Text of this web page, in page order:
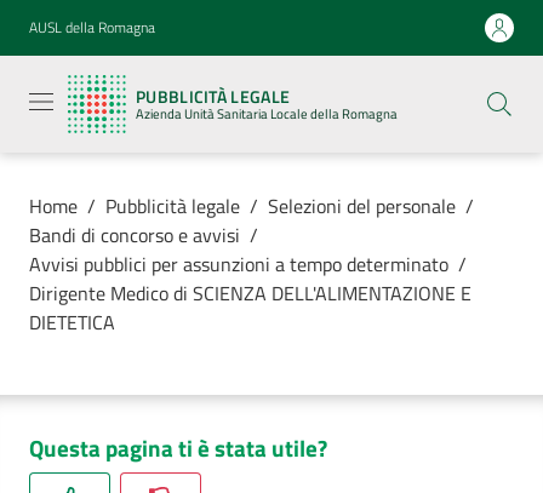
Vai al contenuto
Vai alla navigazione
Vai al footer
AUSL della Romagna
PUBBLICITÀ LEGALE
Azienda Unità Sanitaria Locale della Romagna
legale
Azienda
Unità
Locale della
Azienda
Servizi
Luoghi di
Home / Pubblicità legale / Selezioni del personale /
Bandi di concorso e avvisi /
Avvisi pubblici per assunzioni a tempo determinato /
Dirigente Medico di SCIENZA DELL'ALIMENTAZIONE E
DIETETICA
Questa pagina ti è stata utile?